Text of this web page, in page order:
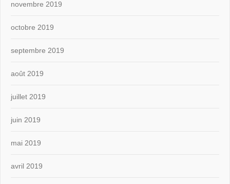
novembre 2019
octobre 2019
septembre 2019
août 2019
juillet 2019
juin 2019
mai 2019
avril 2019